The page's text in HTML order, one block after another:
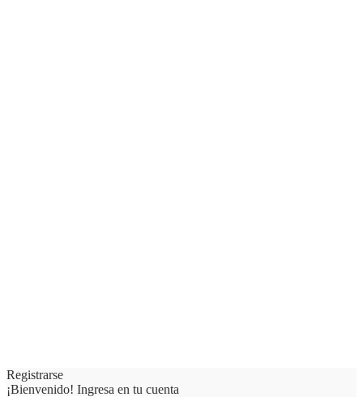
Registrarse
¡Bienvenido! Ingresa en tu cuenta